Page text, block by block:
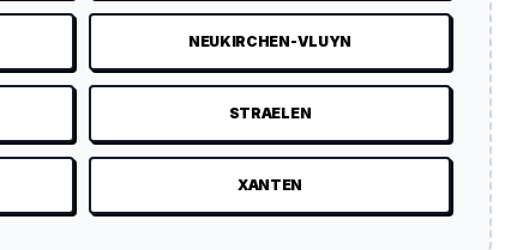
NEUKIRCHEN-VLUYN
STRAELEN
XANTEN